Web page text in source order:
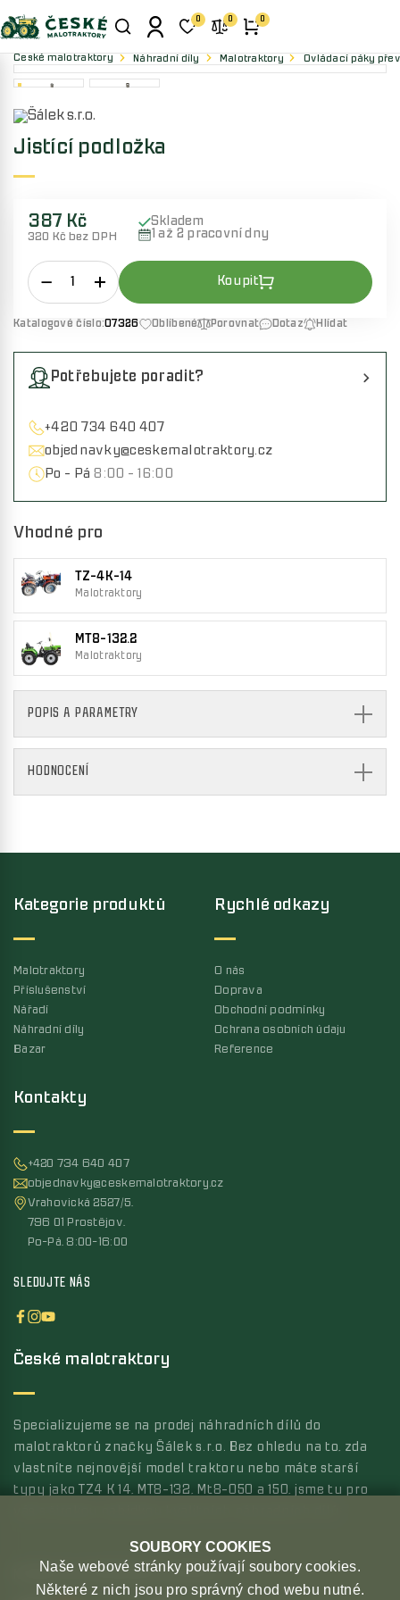
0 0 0
České malotraktory Náhradní díly Malotraktory Ovládací páky
Jistící podložka
387 Kč
320 Kč bez DPH
Skladem
1 až 2 pracovní dny
Katalogové číslo:07326 Oblíbené Porovnat Dotaz Hlídat
Potřebujete poradit?
+420 734 640 407
objednavky@ceskemalotraktory.cz
Po - Pá 8:00 - 16:00
Vhodné pro
TZ-4K-14
Malotraktory
MT8-132.2
Malotraktory
POPIS A PARAMETRY
HODNOCENÍ
Kontakty
+420 734 640 407
objednavky@ceskemalotraktory.cz
Vrahovická 2527/5,
796 01 Prostějov,
Po-Pá, 8:00-16:00
SLEDUJTE NÁS
Kategorie produktů
Malotraktory
Příslušenství
Nářadí
Náhradní díly
Bazar
Rychlé odkazy
O nás
Doprava
Obchodní podmínky
Ochrana osobních údaju
Reference
České malotraktory
Specializujeme se na prodej náhradních dílů do
malotraktorů značky Šálek s.r.o. Bez ohledu na to, zda
vlastníte nejnovější model traktoru nebo máte starší
typy jako TZ4 K 14, MT8-132, Mt8-050 a 150, jsme tu pro
MOŽNOSTI PLATBYMOŽNOSTI DOPRAVY
SOUBORY COOKIES
Naše webové stránky používají soubory cookies.
Některé z nich jsou pro správný chod webu nutné.